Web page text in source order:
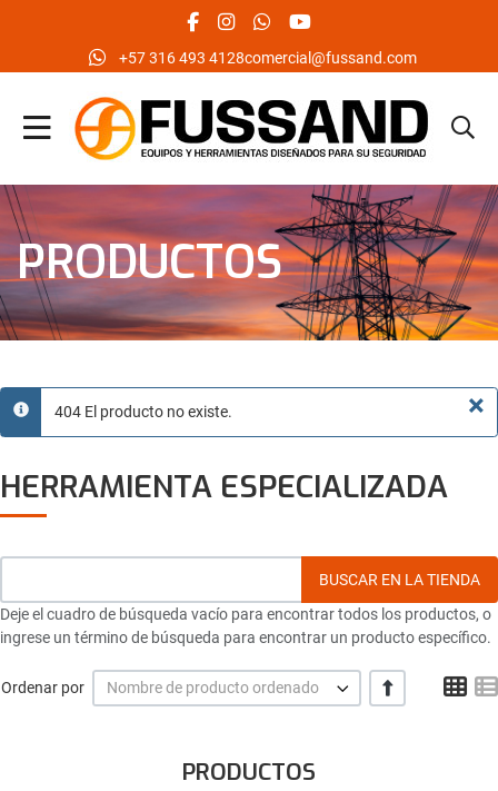
facebook social link
instagram social link
whatsapp social link
youtube social link
‪+57 316 493 4128‬comercial@fussand.com
PRODUCTOS
×
info
404 El producto no existe.
HERRAMIENTA ESPECIALIZADA
Deje el cuadro de búsqueda vacío para encontrar todos los productos, o
ingrese un término de búsqueda para encontrar un producto específico.
Ordenar por Nombre de producto ordenado +/-
PRODUCTOS